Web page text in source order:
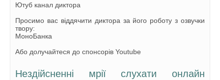
Ютуб канал диктора
Просимо вас віддячити диктора за його роботу з озвучки
твору:
МоноБанка
Або долучайтеся до спонсорів Youtube
Нездійсненні мрії слухати онлайн